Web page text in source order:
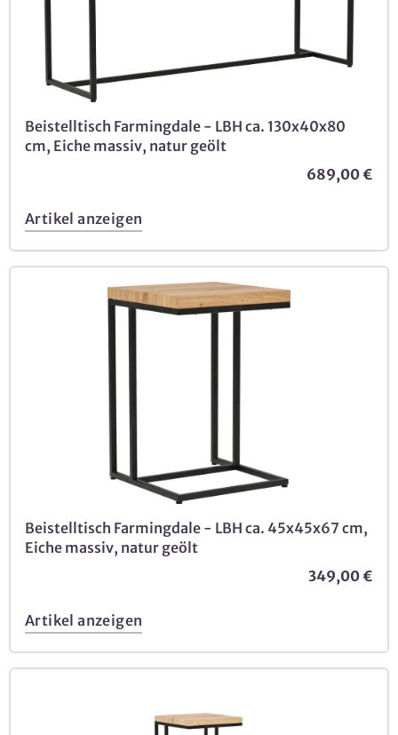
Beistelltisch Farmingdale - LBH ca. 130x40x80
cm, Eiche massiv, natur geölt
689,00 €
Artikel anzeigen
Beistelltisch Farmingdale - LBH ca. 45x45x67 cm,
Eiche massiv, natur geölt
349,00 €
Artikel anzeigen